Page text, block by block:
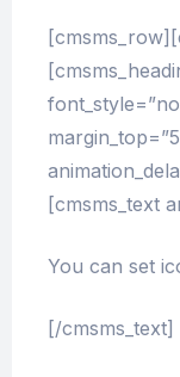
[cmsms_text
You can set
[/cmsms_text]